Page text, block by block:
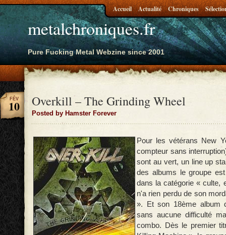
metalchroniques.fr
Pure Fucking Metal Webzine since 2001
Accueil Actualité Chroniques
Overkill – The Grinding Wheel
Posted by Hamster Forever
FÉV
10
Pour les vétérans New
compteur sans
sont au vert, un line up
des albums le groupe
dans la catégorie « culte,
n'a rien perdu de son
». Et son 18ème album
sans aucune difficulté
combo. Dès le premier